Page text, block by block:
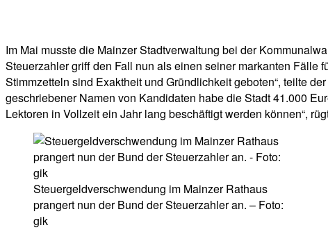
Im Mai musste die Mainzer Stadtverwaltung bei der
Steuerzahler griff den Fall nun als einen seiner markanten Fälle
Stimmzetteln sind Exaktheit und Gründlichkeit geboten“, teilte
geschriebener Namen von Kandidaten habe die Stadt 41.000
Lektoren in Vollzeit ein Jahr lang beschäftigt werden können“,
Steuergeldverschwendung im Mainzer Rathaus
prangert nun der Bund der Steuerzahler an. – Foto:
gik